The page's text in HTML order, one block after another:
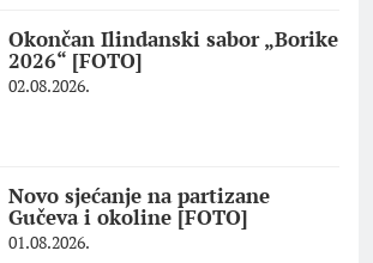
Okončan Ilindanski sabor „Borike
2026“ [FOTO]
02.08.2026.
Novo sjećanje na partizane
Gučeva i okoline [FOTO]
01.08.2026.